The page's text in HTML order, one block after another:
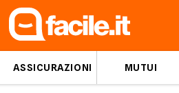
ASSICURAZIONI MUTUI